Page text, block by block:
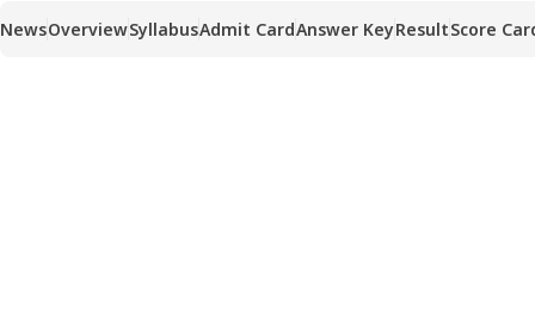
NewsOverviewSyllabusAdmit CardAnswer KeyResultScore